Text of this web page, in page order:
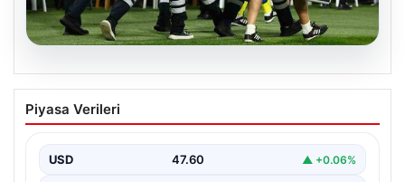
05.08.2026
Fenerbahçe’de Sturm Graz maçında
Oosterwolde’den kahreden haber!
Piyasa Verileri
USD 47.60 ▲ +0.06%